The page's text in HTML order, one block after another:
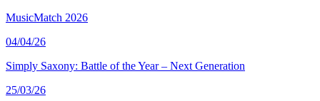
MusicMatch 2026
04/04/26
Simply Saxony: Battle of the Year – Next Generation
25/03/26